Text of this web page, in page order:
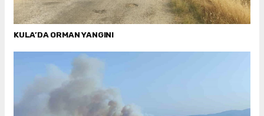
KULA’DA ORMAN YANGINI